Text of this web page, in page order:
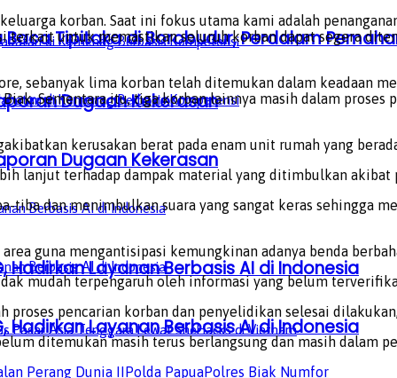
Dugaan Kekerasan
Layanan Berbasis AI di Indonesia
Tipitaka di Borobudur, Perdalam
Dugaan Kekerasan
Layanan Berbasis AI di Indonesia
korban. Saat ini fokus utama kami adalah
untuk memastikan seluruh korban dapat segera
sebanyak lima korban telah ditemukan dalam keadaan
Sementara itu, tiga korban lainnya masih dalam
kerusakan berat pada enam unit rumah yang
lanjut terhadap dampak material yang ditimbulkan
dan menimbulkan suara yang sangat keras sehingga
guna mengantisipasi kemungkinan adanya benda
mudah terpengaruh oleh informasi yang belum
pencarian korban dan penyelidikan selesai
ditemukan masih terus berlangsung dan masih dalam
Perang Dunia IIPolda PapuaPolres Biak Numfor